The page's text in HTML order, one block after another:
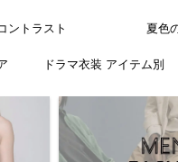
ントラスト 夏色
ドラマ衣装 アイテム別